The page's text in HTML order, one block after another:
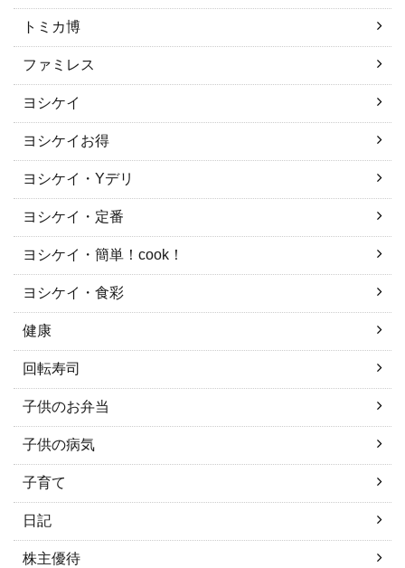
トミカ博
ファミレス
ヨシケイ
ヨシケイお得
ヨシケイ・Yデリ
ヨシケイ・定番
ヨシケイ・簡単！cook！
ヨシケイ・食彩
健康
回転寿司
子供のお弁当
子供の病気
子育て
日記
株主優待